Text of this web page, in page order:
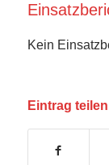
Kein
Eintrag teilen